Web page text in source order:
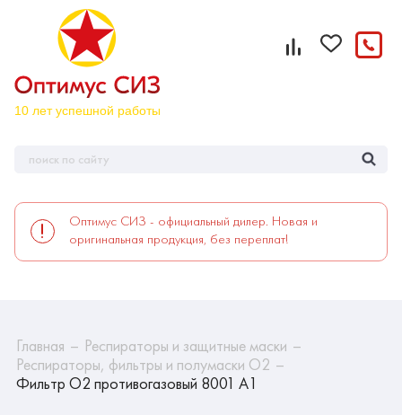
Оптимус СИЗ - официальный дилер. Новая и
оригинальная продукция, без переплат!
Главная
Респираторы и защитные маски
Респираторы, фильтры и полумаски О2
Фильтр О2 противогазовый 8001 A1